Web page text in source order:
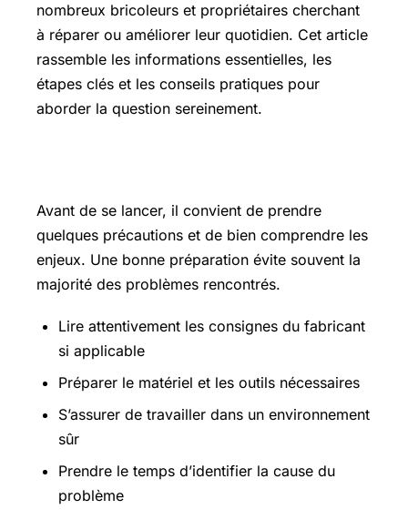
nombreux bricoleurs et propriétaires cherchant
à réparer ou améliorer leur quotidien. Cet article
rassemble les informations essentielles, les
étapes clés et les conseils pratiques pour
aborder la question sereinement.
Avant de se lancer, il convient de prendre
quelques précautions et de bien comprendre les
enjeux. Une bonne préparation évite souvent la
majorité des problèmes rencontrés.
Lire attentivement les consignes du fabricant
si applicable
Préparer le matériel et les outils nécessaires
S’assurer de travailler dans un environnement
sûr
Prendre le temps d’identifier la cause du
problème